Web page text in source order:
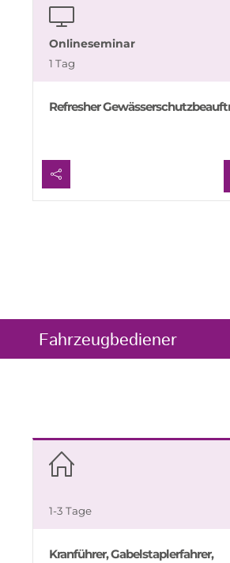
Onlineseminar
1 Tag
Refresher
Fahrzeugbediener
1-3 Tage
Kranführer, Gabelstaplerfahrer,